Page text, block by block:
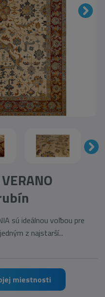
sú ideálnou voľbou pre
z najstarší...
miestnosti